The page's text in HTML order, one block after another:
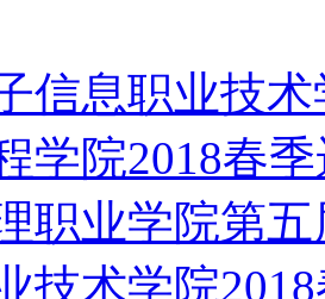
信息职业技
学院2018春
职业学院第
技术学院